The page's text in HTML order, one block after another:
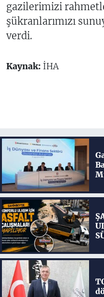
gazilerimizi
şükranlarımızı
verdi.
Kaynak: İHA